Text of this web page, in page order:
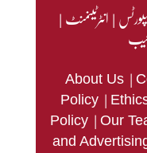
|انٹرٹینمنٹ|
About Us |
Policy |
Policy | Our
and